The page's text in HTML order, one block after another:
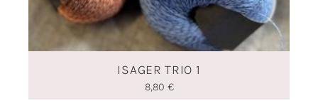
ISAGER TRIO 1
8,80 €